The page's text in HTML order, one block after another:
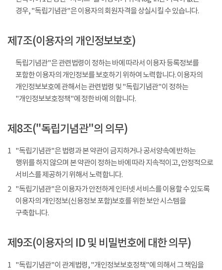
경우, "독립기념관"은 이용자의 회원자격을 상실시킬 수 있습니다.
제7조(이용자의 개인정보보호)
독립기념관"은 관련법령이 정하는 바에 따라서 이용자 등록정보를
포함한 이용자의 개인정보를 보호하기 위하여 노력합니다. 이용자의
개인정보보호에 관해서는 관련법령 및 "독립기념관"이 정하는
"개인정보보호정책"에 정한 바에 의합니다.
제8조("독립기념관"의 의무)
1 "독립기념관"은 법령과 본 약관이 금지하거나 공서양속에 반하는
행위를 하지 않으며 본 약관이 정하는 바에 따라 지속적이고, 안정적으로
서비스를 제공하기 위해서 노력합니다.
2 "독립기념관"은 이용자가 안전하게 인터넷 서비스를 이용할 수 있도록
이용자의 개인정보(신용정보 포함)보호를 위한 보안 시스템을
구축합니다.
제9조(이용자의 ID 및 비밀번호에 대한 의무)
1 "독립기념관"이 관계법령, "개인정보보호정책"에 의해서 그 책임을